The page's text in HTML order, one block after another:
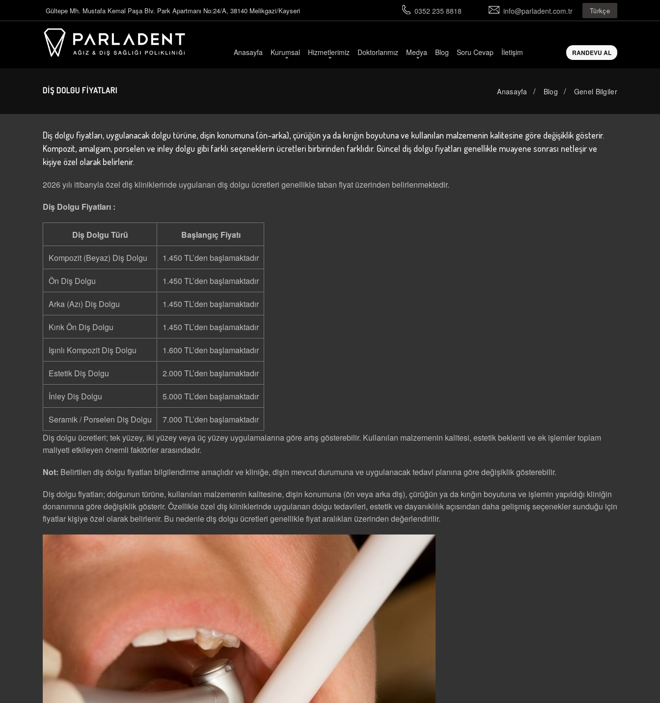
Gültepe Mh. Mustafa Kemal Paşa Blv. Park Apartmanı No:24/A, 38140 Melikgazi/Kayseri 0352 235 8818 info@parladent.com.tr Türkçe
Anasayfa Kurumsal Hizmetlerimiz Doktorlarımız Medya Blog Soru Cevap İletişim RANDEVU AL
DIŞ DOLGU FIYATLARI Anasayfa Blog Genel Bilgiler
Diş dolgu fiyatları, uygulanacak dolgu türüne, dişin konumuna (ön–arka), çürüğün ya da kırığın boyutuna ve kullanılan malzemenin kalitesine göre değişiklik gösterir.
Kompozit, amalgam, porselen ve inley dolgu gibi farklı seçeneklerin ücretleri birbirinden farklıdır. Güncel diş dolgu fiyatları genellikle muayene sonrası netleşir ve
kişiye özel olarak belirlenir.
2026 yılı itibarıyla özel diş kliniklerinde uygulanan diş dolgu ücretleri genellikle taban fiyat üzerinden belirlenmektedir.
Diş Dolgu Fiyatları :
Diş Dolgu Türü Başlangıç Fiyatı
Kompozit (Beyaz) Diş Dolgu 1.450 TL’den başlamaktadır
Ön Diş Dolgu 1.450 TL’den başlamaktadır
Arka (Azı) Diş Dolgu 1.450 TL’den başlamaktadır
Kırık Ön Diş Dolgu 1.450 TL’den başlamaktadır
Işınlı Kompozit Diş Dolgu 1.600 TL’den başlamaktadır
Estetik Diş Dolgu 2.000 TL’den başlamaktadır
İnley Diş Dolgu 5.000 TL’den başlamaktadır
Seramik / Porselen Diş Dolgu
7.000 TL’den başlamaktadır
Diş dolgu ücretleri; tek yüzey, iki yüzey veya üç yüzey uygulamalarına göre artış gösterebilir. Kullanılan malzemenin kalitesi, estetik beklenti ve ek işlemler toplam
maliyeti etkileyen önemli faktörler arasındadır.
Not: Belirtilen diş dolgu fiyatları bilgilendirme amaçlıdır ve kliniğe, dişin mevcut durumuna ve uygulanacak tedavi planına göre değişiklik gösterebilir.
Diş dolgu fiyatları; dolgunun türüne, kullanılan malzemenin kalitesine, dişin konumuna (ön veya arka diş), çürüğün ya da kırığın boyutuna ve işlemin yapıldığı kliniğin
donanımına göre değişiklik gösterir. Özellikle özel diş kliniklerinde uygulanan dolgu tedavileri, estetik ve dayanıklılık açısından daha gelişmiş seçenekler sunduğu için
fiyatlar kişiye özel olarak belirlenir. Bu nedenle diş dolgu ücretleri genellikle fiyat aralıkları üzerinden değerlendirilir.